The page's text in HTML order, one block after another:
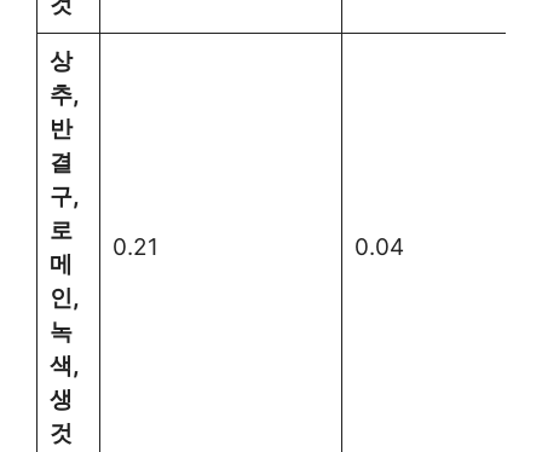
상
추,
반
결
구,
로
메
인,
녹
색,
생
것
0.21 0.04